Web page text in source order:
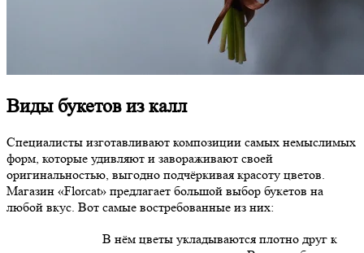
Виды букетов из калл
Специалисты изготавливают композиции самых немыслимых
форм, которые удивляют и завораживают своей
оригинальностью, выгодно подчёркивая красоту цветов.
Магазин «Florcat» предлагает большой выбор букетов на
любой вкус. Вот самые востребованные из них:
В нём цветы укладываются плотно друг к